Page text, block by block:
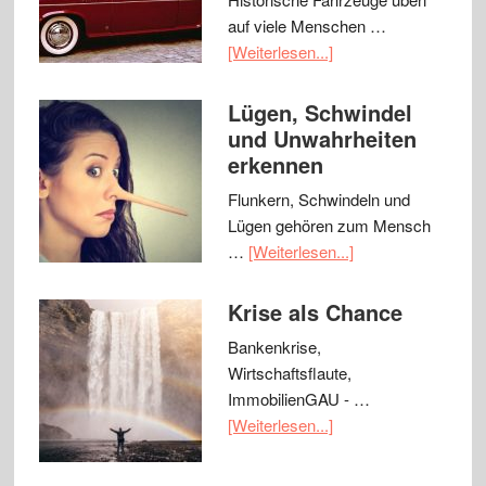
auf viele Menschen …
[Weiterlesen...]
Lügen, Schwindel
und Unwahrheiten
erkennen
Flunkern, Schwindeln und
Lügen gehören zum Mensch
… [Weiterlesen...]
Krise als Chance
Bankenkrise,
Wirtschaftsflaute,
ImmobilienGAU - …
[Weiterlesen...]